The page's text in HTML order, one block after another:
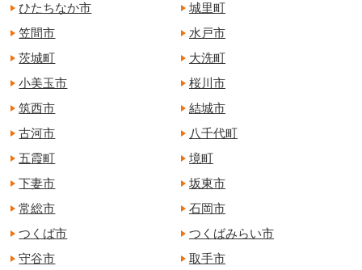
ひたちなか市
城里町
笠間市
水戸市
茨城町
大洗町
小美玉市
桜川市
筑西市
結城市
古河市
八千代町
五霞町
境町
下妻市
坂東市
常総市
石岡市
つくば市
つくばみらい市
守谷市
取手市